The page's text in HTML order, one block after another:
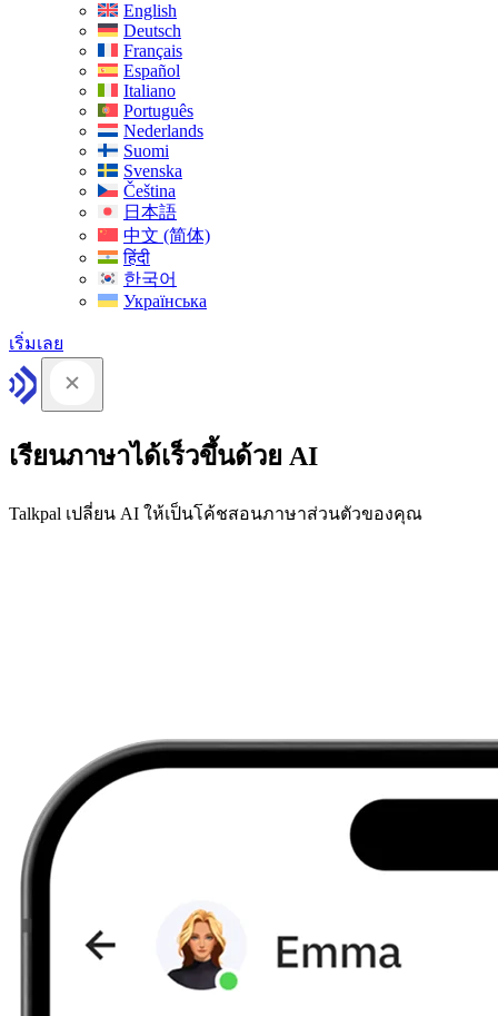
English
Deutsch
Français
Español
Italiano
Português
Nederlands
Suomi
Svenska
Čeština
日本語
中文 (简体)
हिंदी
한국어
Українська
เริ่มเลย
เรียนภาษาได้เร็วขึ้นด้วย AI
Talkpal เปลี่ยน AI ให้เป็นโค้ชสอนภาษาส่วนตัวของคุณ